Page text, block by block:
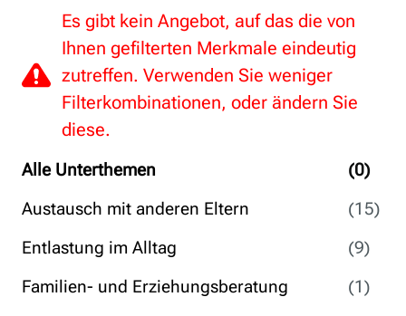
Alle Unterthemen
(0)
Austausch mit anderen Eltern
(15)
Entlastung im Alltag
(9)
Familien- und Erziehungsberatung
(1)
Es gibt kein Angebot, auf das die von
Ihnen gefilterten Merkmale eindeutig
zutreffen. Verwenden Sie weniger
Filterkombinationen, oder ändern Sie
diese.